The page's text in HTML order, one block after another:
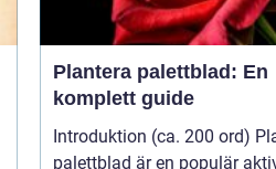
Plantera palettblad: En
komplett guide
Introduktion (ca. 200 ord)
palettblad är en populär